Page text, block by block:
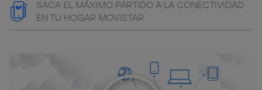
SACA EL MÁXIMO PARTIDO A LA CONECTIVIDAD
EN TU HOGAR MOVISTAR